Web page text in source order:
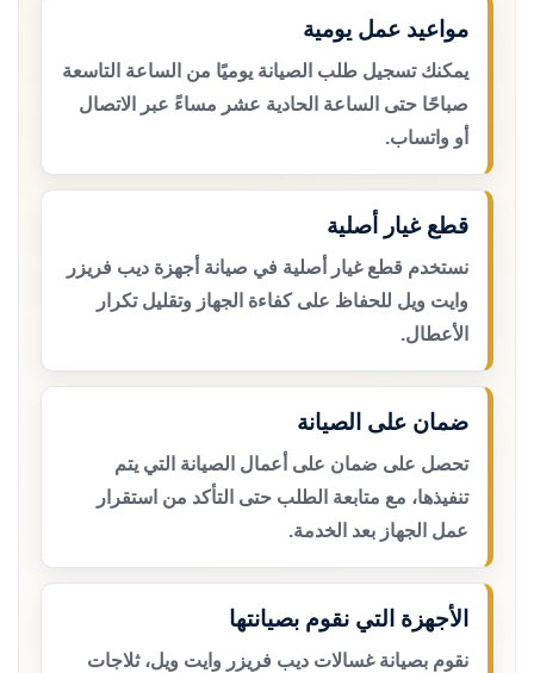
مواعيد عمل يومية
يمكنك تسجيل طلب الصيانة يوميًا من الساعة التاسعة
صباحًا حتى الساعة الحادية عشر مساءً عبر الاتصال
أو واتساب.
قطع غيار أصلية
نستخدم قطع غيار أصلية في صيانة أجهزة ديب فريزر
وايت ويل للحفاظ على كفاءة الجهاز وتقليل تكرار
الأعطال.
ضمان على الصيانة
تحصل على ضمان على أعمال الصيانة التي يتم
تنفيذها، مع متابعة الطلب حتى التأكد من استقرار
عمل الجهاز بعد الخدمة.
الأجهزة التي نقوم بصيانتها
نقوم بصيانة غسالات ديب فريزر وايت ويل، ثلاجات